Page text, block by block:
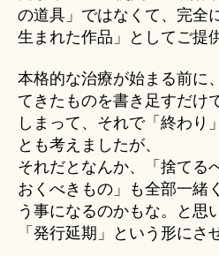
の道具」ではなくて、完全
生まれた作品」としてご提
本格的な治療が始まる前に
てきたものを書き足すだけ
しまって、それで「終わり
とも考えましたが、
それだとなんか、「捨てる
おくべきもの」も全部一緒
う事になるのかもな。と思
「発行延期」という形にさ